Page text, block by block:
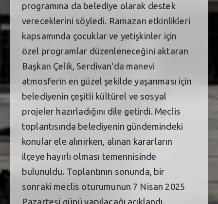
programına da belediye olarak destek
vereceklerini söyledi. Ramazan etkinlikleri
kapsamında çocuklar ve yetişkinler için
özel programlar düzenleneceğini aktaran
Başkan Çelik, Serdivan’da manevi
atmosferin en güzel şekilde yaşanması için
belediyenin çeşitli kültürel ve sosyal
projeler hazırladığını dile getirdi. Meclis
toplantısında belediyenin gündemindeki
konular ele alınırken, alınan kararların
ilçeye hayırlı olması temennisinde
bulunuldu. Toplantının sonunda, bir
sonraki meclis oturumunun 7 Nisan 2025
Pazartesi günü yapılacağı açıklandı.